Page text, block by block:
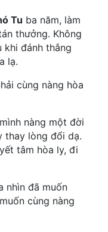
Tu ba năm, làm
thưởng. Không
khi đánh thắng
lạ.
cùng nàng hòa
nàng một đời
thay lòng đổi dạ.
tâm hòa ly, đi
nhìn đã muốn
cùng nàng